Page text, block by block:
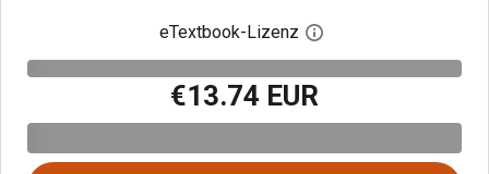
eTextbook-Lizenz Digitalen
€13.74 EUR